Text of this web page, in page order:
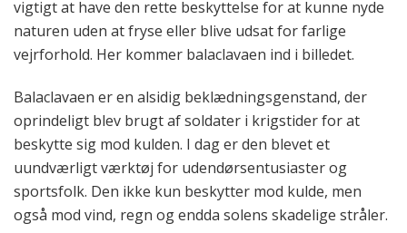
vigtigt at have den rette beskyttelse for at kunne nyde
naturen uden at fryse eller blive udsat for farlige
vejrforhold. Her kommer balaclavaen ind i billedet.
Balaclavaen er en alsidig beklædningsgenstand, der
oprindeligt blev brugt af soldater i krigstider for at
beskytte sig mod kulden. I dag er den blevet et
uundværligt værktøj for udendørsentusiaster og
sportsfolk. Den ikke kun beskytter mod kulde, men
også mod vind, regn og endda solens skadelige stråler.